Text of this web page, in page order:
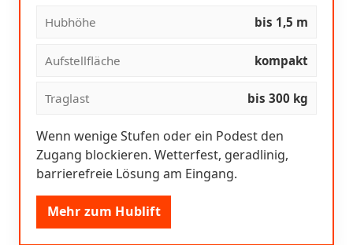
Hubhöhe bis 1,5 m
Aufstellfläche kompakt
Traglast bis 300 kg
Wenn wenige Stufen oder ein Podest den
Zugang blockieren. Wetterfest, geradlinig,
barrierefreie Lösung am Eingang.
Mehr zum Hublift